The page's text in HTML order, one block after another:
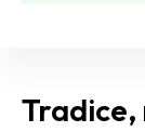
Tradice,